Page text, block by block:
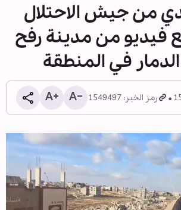
من جيش الاحتلال
فيديو من مدينة رفح
في المنطقة
رمز الخبر: 1549497